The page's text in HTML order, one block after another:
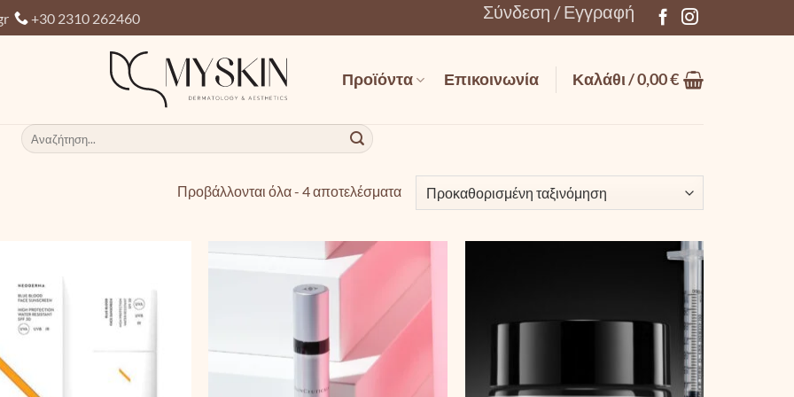
+30 2310 262460 Σύνδεση / Εγγραφή
Προϊόντα Επικοινωνία Καλάθι /0,00€
Αναζήτηση
για:
Προβάλλονται όλα - 4 αποτελέσματα